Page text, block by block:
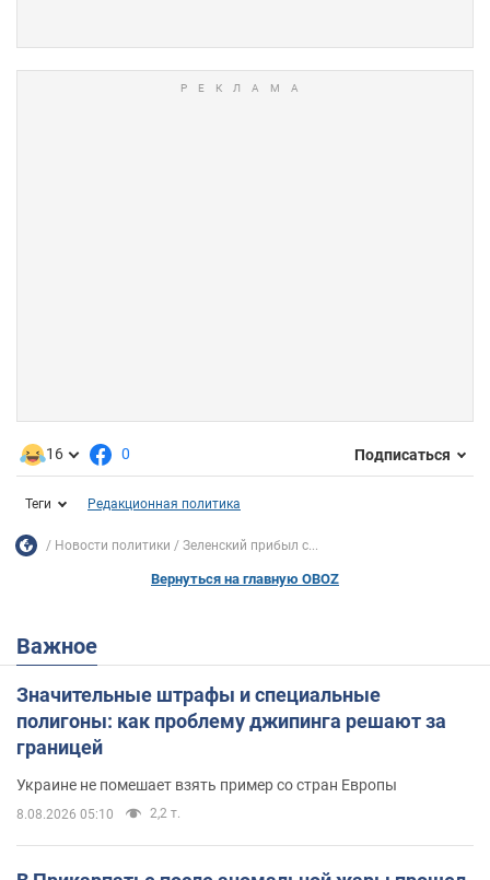
16 0 Подписаться
Теги Редакционная политика
Новости политики Зеленский прибыл с...
Вернуться на главную OBOZ
Важное
Значительные штрафы и специальные
полигоны: как проблему джипинга решают за
границей
Украине не помешает взять пример со стран Европы
8.08.2026 05:10 2,2 т.